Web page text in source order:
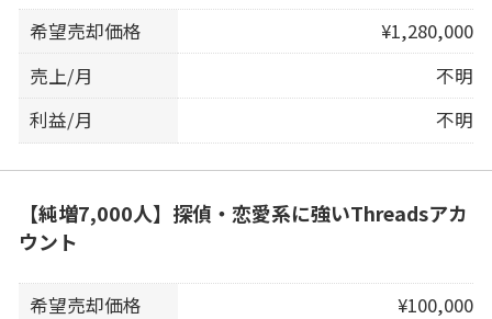
希望売却価格
¥1,280,000
売上/月
不明
利益/月
不明
【純増7,000人】探偵・恋愛系に強いThreadsアカ
ウント
希望売却価格
¥100,000